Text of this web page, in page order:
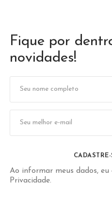
Fique por
novidades!
CADASTRE-
Ao informar meus dados, eu
Privacidade.